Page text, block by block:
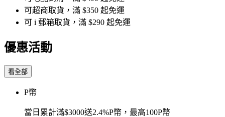
可超商取貨，滿 $350 起免運
可 i 郵箱取貨，滿 $290 起免運
優惠活動
看全部
P幣
當日累計滿$3000送2.4%P幣，最高100P幣